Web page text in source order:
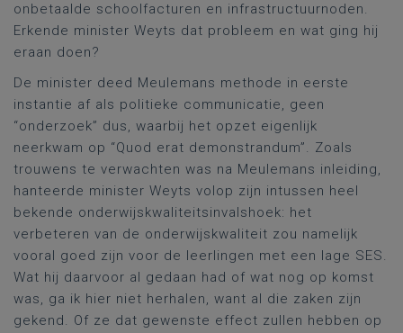
onbetaalde schoolfacturen en infrastructuurnoden.
Erkende minister Weyts dat probleem en wat ging hij
eraan doen?
De minister deed Meulemans methode in eerste
instantie af als politieke communicatie, geen
“onderzoek” dus, waarbij het opzet eigenlijk
neerkwam op “Quod erat demonstrandum”. Zoals
trouwens te verwachten was na Meulemans inleiding,
hanteerde minister Weyts volop zijn intussen heel
bekende onderwijskwaliteitsinvalshoek: het
verbeteren van de onderwijskwaliteit zou namelijk
vooral goed zijn voor de leerlingen met een lage SES.
Wat hij daarvoor al gedaan had of wat nog op komst
was, ga ik hier niet herhalen, want al die zaken zijn
gekend. Of ze dat gewenste effect zullen hebben op